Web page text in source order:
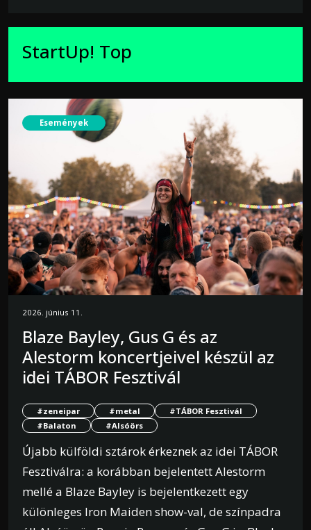
StartUp! Top
Események
2026. június 11.
Blaze Bayley, Gus G és az
Alestorm koncertjeivel készül az
idei TÁBOR Fesztivál
#zeneipar #metal
#TÁBOR Fesztivál
#Balaton
#Alsóörs
Újabb külföldi sztárok érkeznek az idei TÁBOR
Fesztiválra: a korábban bejelentett Alestorm
mellé a Blaze Bayley is bejelentkezett egy
különleges Iron Maiden show-val, de színpadra